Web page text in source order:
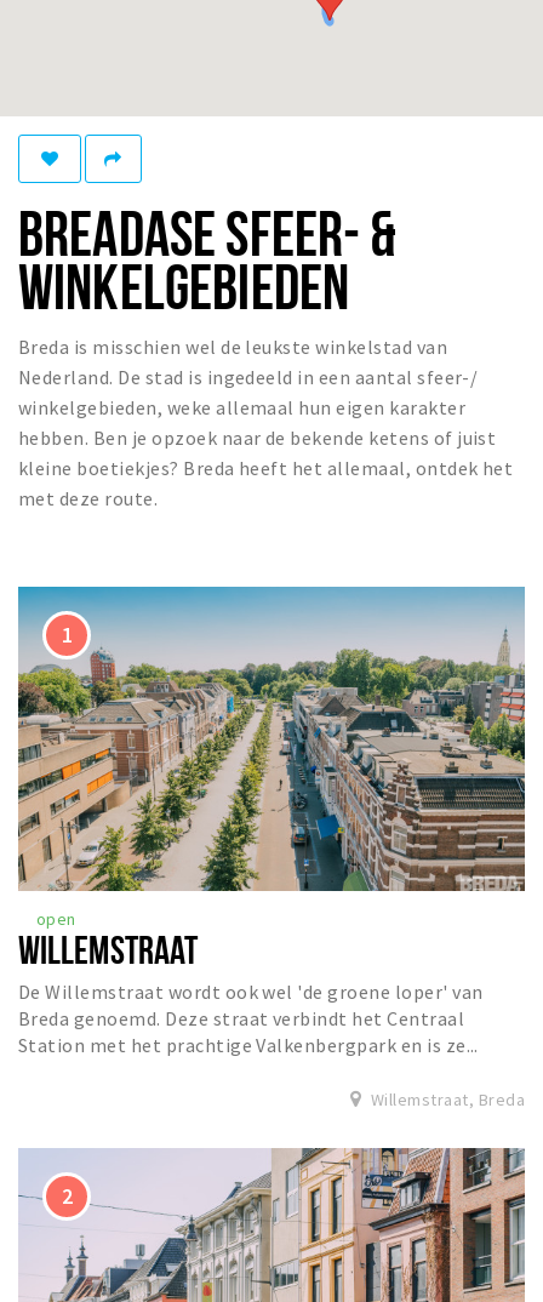
Q&A
KORTING
Breda Student Shop
Draai aan het rad!
VRIJE TIJD
Sport
Nieuws
Uitjes & activiteiten
Studentenroutes
Natuurgebieden
Party pics
Eten
Drinken
Slapen
Recreatief
Winkels
Winkelgebieden
Deals
Parkeren
BREADASE SFEER- &
WINKELGEBIEDEN
Breda is misschien wel de leukste winkelstad van
Nederland. De stad is ingedeeld in een aantal sfeer-/
winkelgebieden, weke allemaal hun eigen karakter
hebben. Ben je opzoek naar de bekende ketens of juist
kleine boetiekjes? Breda heeft het allemaal, ontdek het
met deze route.
open
WILLEMSTRAAT
De Willemstraat wordt ook wel 'de groene loper' van
Breda genoemd. Deze straat verbindt het Centraal
Station met het prachtige Valkenbergpark en is ze...
Willemstraat, Breda